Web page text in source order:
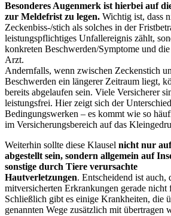
Besonderes Augenmerk ist hierbei auf
zur Meldefrist zu legen. Wichtig ist, dass
Zeckenbiss-/stich als solches in der
leistungspflichtiges Unfallereignis zählt,
konkreten Beschwerden/Symptome und
Arzt.
Andernfalls, wenn zwischen Zeckenstich
Beschwerden ein längerer Zeitraum liegt,
bereits abgelaufen sein. Viele Versicherer
leistungsfrei. Hier zeigt sich der
Bedingungswerken – es kommt wie so
im Versicherungsbereich auf das
Weiterhin sollte diese Klausel nicht nur
abgestellt sein, sondern allgemein auf
sonstige durch Tiere verursachte
Hautverletzungen. Entscheidend ist auch,
mitversicherten Erkrankungen gerade nicht
Schließlich gibt es einige Krankheiten, die
genannten Wege zusätzlich mit übertragen